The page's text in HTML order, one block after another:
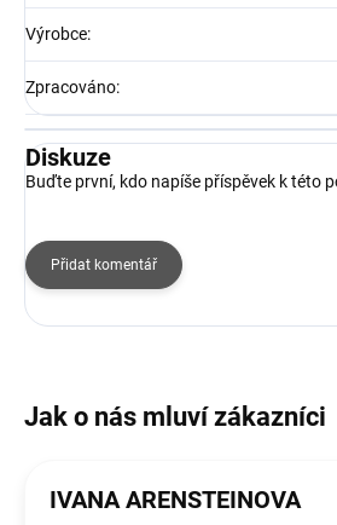
Výrobce:
Zpracováno:
Diskuze
Buďte první, kdo napíše příspěvek k této
Přidat komentář
IVANA ARENSTEINOVA